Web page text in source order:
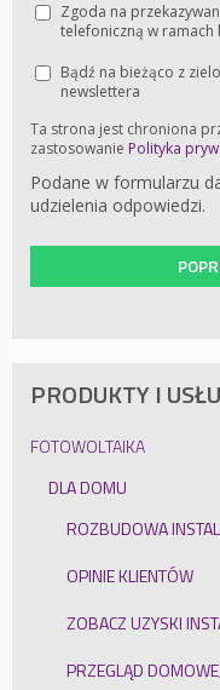
Zgoda na
telefoniczną w ramach
Bądź na bieżąco z
newslettera
Ta strona jest chroniona
zastosowanie Polityka
Podane w formularzu
udzielenia odpowiedzi.
PRODUKTY I
FOTOWOLTAIKA
DLA DOMU
ROZBUDOWA
OPINIE KLIENTÓW
ZOBACZ UZYSKI
PRZEGLĄD